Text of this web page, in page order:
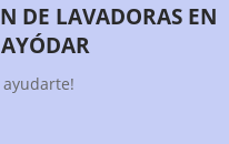
DE LAVADORAS EN
ayudarte!